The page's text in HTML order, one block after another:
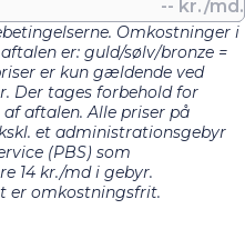
-- kr./md.
Omkostninger i
er: guld/sølv/bronze =
er kun gældende ved
Der tages forbehold for
aftalen. Alle priser på
et administrationsgebyr
(PBS) som
14 kr./md i gebyr.
er omkostningsfrit.